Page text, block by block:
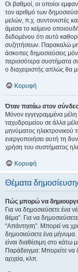
Οι βαθμοί, οι οποίοι
τον αριθμό των
μελών, π.χ. συντονιστές
άμεσα το κείμενο
δεδομένου ότι αυτό
συζητήσεων. Παρακαλώ
άσκοπες δημοσιεύσεις
περισσότερα συστήματα
ο διαχειριστής απλώς θα
Κορυφή
Όταν πατάω στον
Μόνον εγγεγραμμένα
ταχυδρομείου σε άλλα
μηνύματος ηλεκτρονικού
ενεργοποιήσει αυτή τη
χρήση του συστήματος
Κορυφή
Θέματα
Πώς μπορώ να
Για να δημοσιεύσετε ένα
θέμα”. Για να
“Απάντηση”. Μπορεί να
δημοσιεύσετε ένα
είναι διαθέσιμη στο κάτω
Παράδειγμα: Μπορείτε να
αρχεία, κλπ.